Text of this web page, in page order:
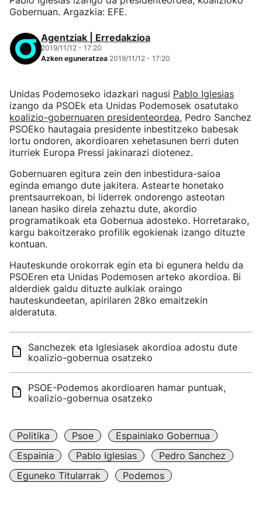
Gobernuan. Argazkia: EFE.
Agentziak | Erredakzioa
2019/11/12 - 17:20
Azken eguneratzea 2019/11/12 - 17:20
Unidas Podemoseko idazkari nagusi Pablo Iglesias
izango da PSOEk eta Unidas Podemosek osatutako
koalizio-gobernuaren presidenteordea, Pedro Sanchez
PSOEko hautagaia presidente inbestitzeko babesak
lortu ondoren, akordioaren xehetasunen berri duten
iturriek Europa Pressi jakinarazi diotenez.
Gobernuaren egitura zein den inbestidura-saioa
eginda emango dute jakitera. Astearte honetako
prentsaurrekoan, bi liderrek ondorengo asteotan
lanean hasiko direla zehaztu dute, akordio
programatikoak eta Gobernua adosteko. Horretarako,
kargu bakoitzerako profilik egokienak izango dituzte
kontuan.
Hauteskunde orokorrak egin eta bi egunera heldu da
PSOEren eta Unidas Podemosen arteko akordioa. Bi
alderdiek galdu dituzte aulkiak oraingo
hauteskundeetan, apirilaren 28ko emaitzekin
alderatuta.
Sanchezek eta Iglesiasek akordioa adostu dute
koalizio-gobernua osatzeko
PSOE-Podemos akordioaren hamar puntuak,
koalizio-gobernua osatzeko
Politika Psoe
Espainiako Gobernua
Espainia
Pablo Iglesias
Pedro Sanchez
Eguneko Titularrak
Podemos